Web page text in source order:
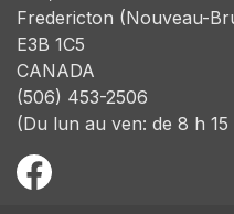
Fredericton (Nouveau-
E3B 1C5
CANADA
(506) 453-2506
(Du lun au ven: de 8 h 15